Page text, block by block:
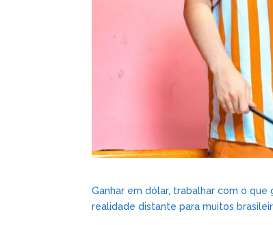
Ganhar em dólar, trabalhar com o
realidade distante para muitos